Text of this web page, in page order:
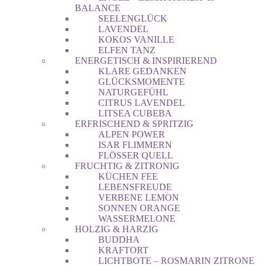
BALANCE
SEELENGLÜCK
LAVENDEL
KOKOS VANILLE
ELFEN TANZ
ENERGETISCH & INSPIRIEREND
KLARE GEDANKEN
GLÜCKSMOMENTE
NATURGEFÜHL
CITRUS LAVENDEL
LITSEA CUBEBA
ERFRISCHEND & SPRITZIG
ALPEN POWER
ISAR FLIMMERN
FLÖSSER QUELL
FRUCHTIG & ZITRONIG
KÜCHEN FEE
LEBENSFREUDE
VERBENE LEMON
SONNEN ORANGE
WASSERMELONE
HOLZIG & HARZIG
BUDDHA
KRAFTORT
LICHTBOTE – ROSMARIN ZITRONE